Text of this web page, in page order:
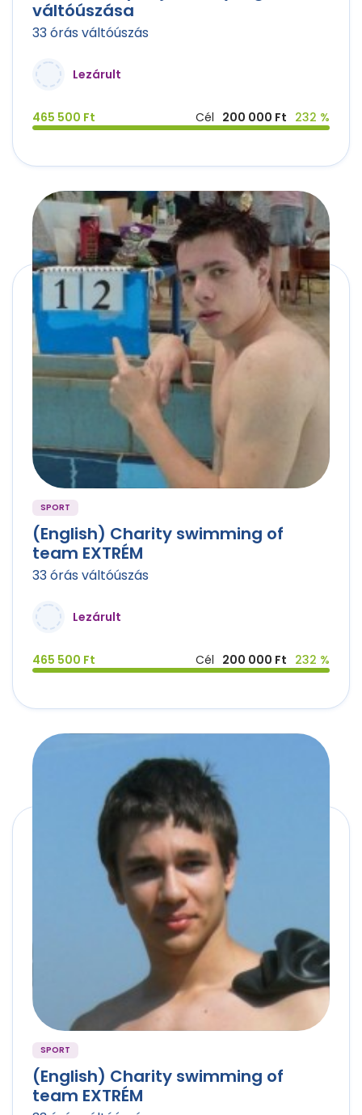
váltóúszása
33 órás váltóúszás
Lezárult
465 500 Ft Cél 200 000 Ft 232 %
SPORT
(English) Charity swimming of
team EXTRÉM
33 órás váltóúszás
Lezárult
465 500 Ft Cél 200 000 Ft 232 %
SPORT
(English) Charity swimming of
team EXTRÉM